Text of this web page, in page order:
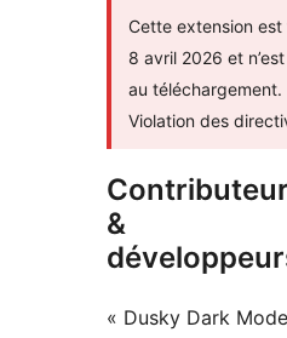
Cette extension
8 avril 2026 et
au téléchargement.
Violation des
&
« Dusky Dark